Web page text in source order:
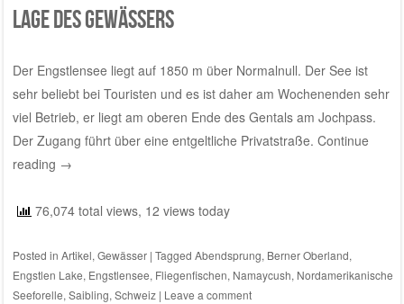
Lage des Gewässers
Der Engstlensee liegt auf 1850 m über Normalnull. Der See ist
sehr beliebt bei Touristen und es ist daher am Wochenenden sehr
viel Betrieb, er liegt am oberen Ende des Gentals am Jochpass.
Der Zugang führt über eine entgeltliche Privatstraße. Continue
reading →
76,074 total views, 12 views today
Posted in Artikel, Gewässer | Tagged Abendsprung, Berner Oberland,
Engstlen Lake, Engstlensee, Fliegenfischen, Namaycush, Nordamerikanische
Seeforelle, Saibling, Schweiz | Leave a comment